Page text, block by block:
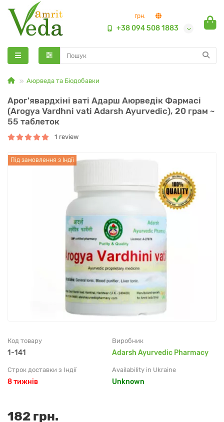
грн.
+38 094 508 1883
Аюрведа та Біодобавки
Арог'явардхіні ваті Адарш Аюрведік Фармасі
(Arogya Vardhni vati Adarsh Ayurvedic), 20 грам ~
55 таблеток
1 review
Під замовлення з Індії
Код товару
1-141
Виробник
Adarsh Ayurvedic Pharmacy
Строк доставки з Індії
8 тижнів
Availability in Ukraine
Unknown
182 грн.